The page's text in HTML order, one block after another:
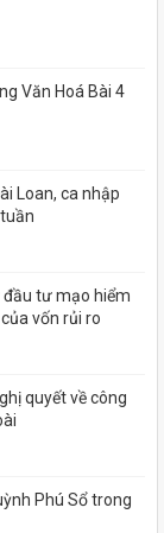
Văn Hoá Bài 4
Loan, ca nhập
tư mạo hiểm
vốn rủi ro
quyết về công
Phú Sổ trong